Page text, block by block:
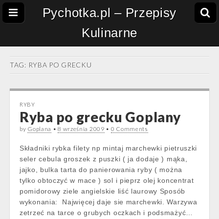
Pychotka.pl – Przepisy
Kulinarne
TAG: RYBA PO GRECKU
RYBY
Ryba po grecku Goplany
by Goplana •8 września 2009 • 0 Comments
Składniki rybka filety np mintaj marchewki pietruszki
seler cebula groszek z puszki ( ja dodaje ) mąka,
jajko, bulka tarta do panierowania ryby ( można
tylko obtoczyć w mace ) sol i pieprz olej koncentrat
pomidorowy ziele angielskie liść laurowy Sposób
wykonania: Najwięcej daje sie marchewki. Warzywa
zetrzeć na tarce o grubych oczkach i podsmażyć…